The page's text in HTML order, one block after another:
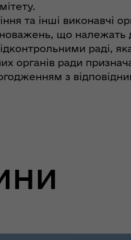
та інші
що належать
раді,
органів ради
з